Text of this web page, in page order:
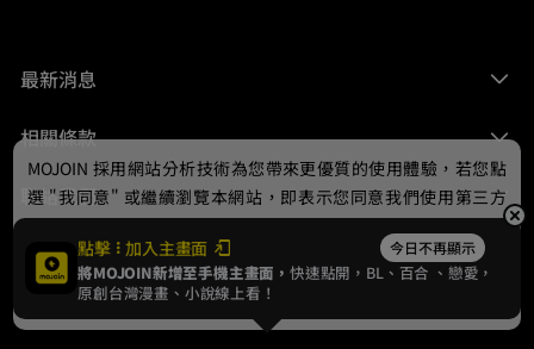
最新消息
相關條款
聯絡我們
© 2024 gamania Digital Entertainment Co., Ltd.
點擊 加入主畫面 今日不再顯示
將MOJOIN新增至手機主畫面，快速點開，BL、 百合 、戀愛，
原創台灣漫畫、小說線上看！
MOJOIN 採用網站分析技術為您帶來更優質的使用體驗，若您點
選 "我同意" 或繼續瀏覽本網站，即表示您同意我們使用第三方
Cookie，欲瞭解更多資訊請見隱私權政策。
我同意